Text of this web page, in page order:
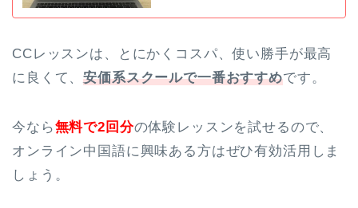
CCレッスンは、とにかくコスパ、使い勝手が最高
に良くて、安価系スクールで一番おすすめです。
今なら無料で2回分の体験レッスンを試せるので、
オンライン中国語に興味ある方はぜひ有効活用しま
しょう。